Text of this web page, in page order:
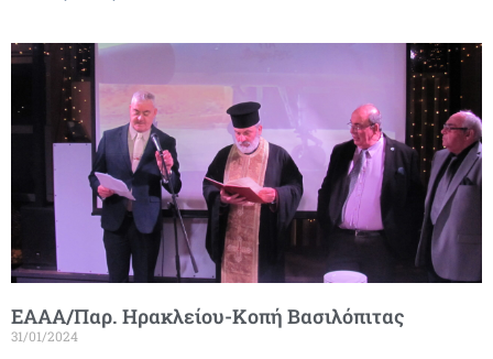
ΕΑΑΑ/Παρ. Ηρακλείου-Κοπή Βασιλόπιτας
31/01/2024